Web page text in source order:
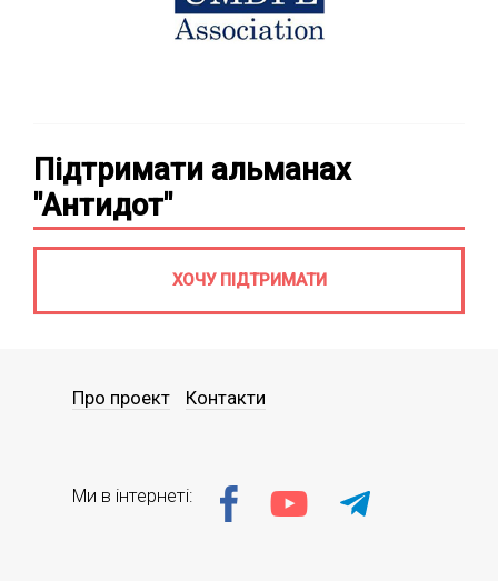
Підтримати альманах
"Антидот"
ХОЧУ ПІДТРИМАТИ
Про проект Контакти
Ми в інтернеті: